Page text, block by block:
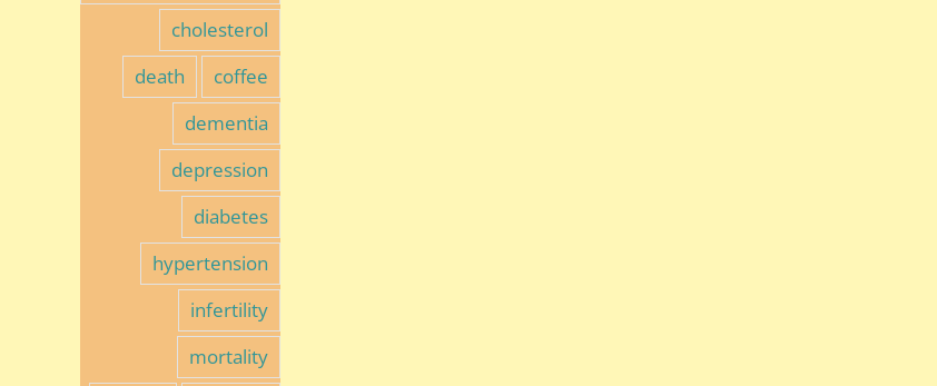
cholesterol
coffee
death
dementia
depression
diabetes
hypertension
infertility
mortality